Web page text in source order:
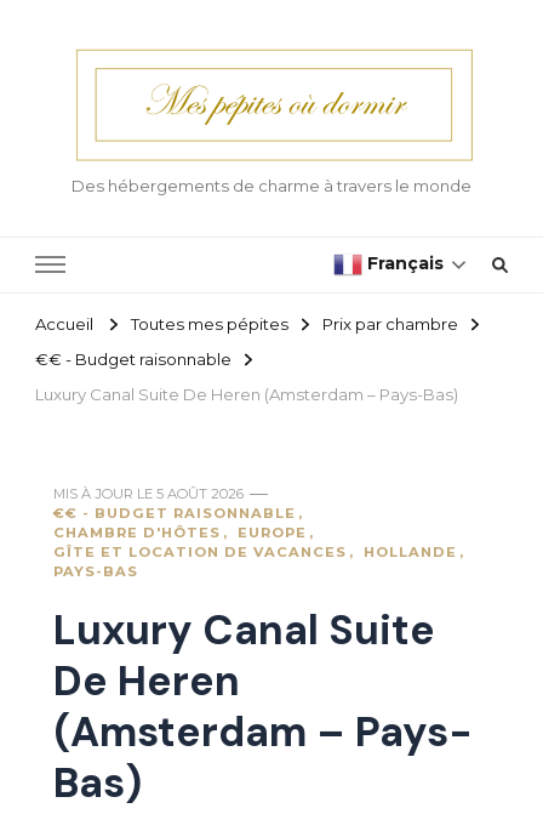
Des hébergements de charme à travers le monde
Français
Accueil Toutes mes pépites
Prix par chambre
€€ - Budget raisonnable
Luxury Canal Suite De Heren (Amsterdam – Pays-Bas)
MIS À JOUR LE 5 AOÛT 2026
€€ - BUDGET RAISONNABLE
CHAMBRE D'HÔTES
EUROPE
GÎTE ET LOCATION DE VACANCES
HOLLANDE
PAYS-BAS
Luxury Canal Suite
De Heren
(Amsterdam – Pays-
Bas)